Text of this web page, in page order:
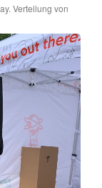
Verteilung von